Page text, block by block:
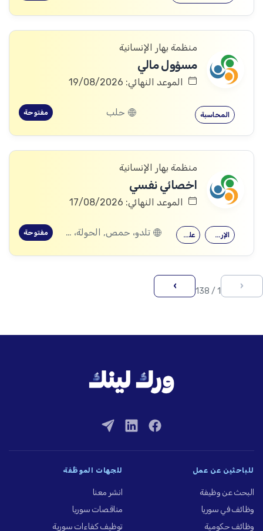
منظمة بهار الإنسانية
مسؤول مالي
الموعد النهائي: 19/08/2026
المحاسبة حلب مفتوحة
منظمة بهار الإنسانية
اخصائي نفسي
الموعد النهائي: 17/08/2026
علم النفس الإرشاد النفسي تلدو، حمص, الحولة، حمص مفتوحة
‹
1 / 138
›
للباحثين عن عمل
البحث عن وظيفة
وظائف في سوريا
وظائف حكومية
للجهات الموظِّفة
انشر معنا
مناقصات سوريا
توظيف كفاءات سورية